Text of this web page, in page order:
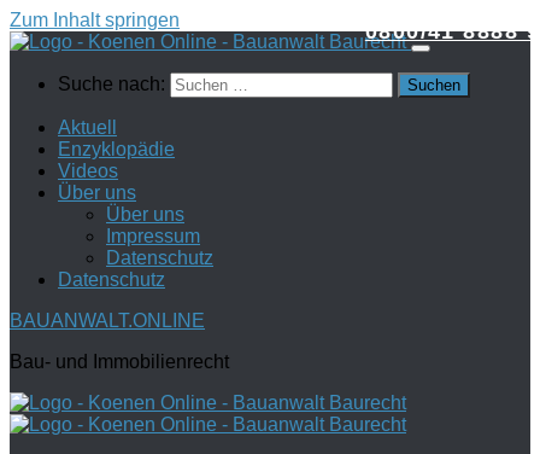
Zum Inhalt springen
Suche nach:
Aktuell
Enzyklopädie
Videos
Über uns
Über uns
Impressum
Datenschutz
Datenschutz
BAUANWALT.ONLINE
Bau- und Immobilienrecht
0800/41 8888 9